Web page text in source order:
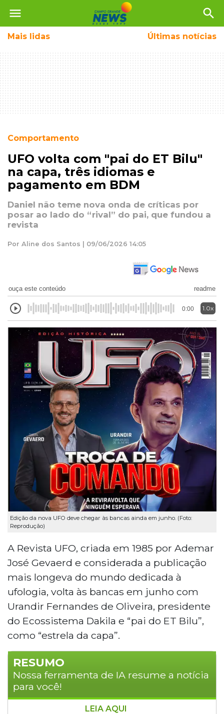
menu search
Mais lidas Últimas notícias
Comportamento
UFO volta com "pai do ET Bilu"
na capa, três idiomas e
pagamento em BDM
Daniel não teme nova onda de críticas por
posar ao lado do “rival” do pai, que fundou a
revista
Por Aline dos Santos | 09/06/2026 14:05
ouça este conteúdo readme
0:00 1.0x
Edição da nova UFO deve chegar às bancas ainda em junho. (Foto:
Reprodução)
A Revista UFO, criada em 1985 por Ademar
José Gevaerd e considerada a publicação
mais longeva do mundo dedicada à
ufologia, volta às bancas em junho com
Urandir Fernandes de Oliveira, presidente
do Ecossistema Dakila e “pai do ET Bilu”,
como “estrela da capa”.
RESUMO
Nossa ferramenta de IA resume a notícia
para você!
LEIA AQUI